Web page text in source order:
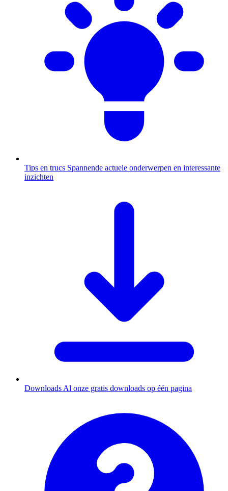
Tips en trucs Spannende actuele onderwerpen en interessante
inzichten
Downloads Al onze gratis downloads op één pagina